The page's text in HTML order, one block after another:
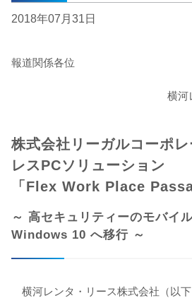
2018年07月31日
報道関係各位
横河
株式会社リーガルコーポ
レスPCソリューション
「Flex Work Place
～ 高セキュリティーのモバイ
Windows 10 へ移行 ～
横河レンタ・リース株式会社（以